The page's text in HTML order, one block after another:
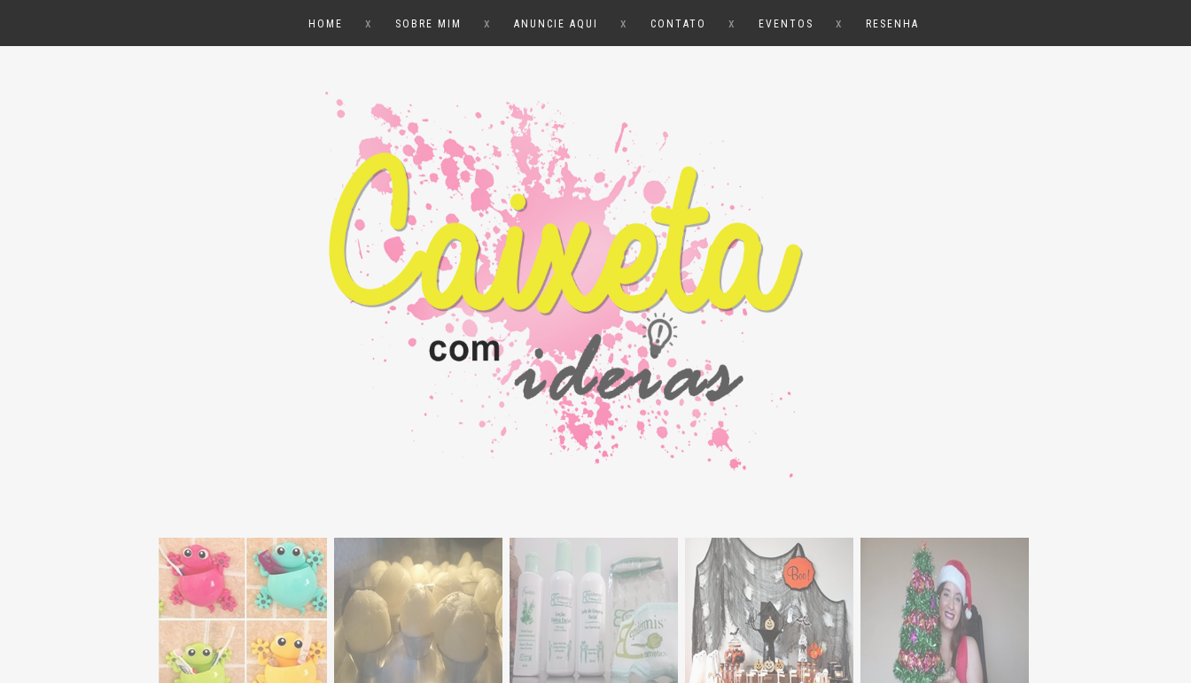
HOME x SOBRE MIM x ANUNCIE AQUI x CONTATO x EVENTOS x RESENHA